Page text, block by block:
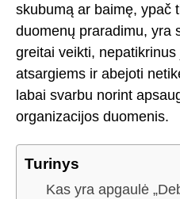
skubumą ar baimę, ypač
duomenų praradimu, yra
greitai veikti,
atsargiems ir abejoti
labai svarbu norint
organizacijos duomenis.
Turinys
Kas yra apgaulė